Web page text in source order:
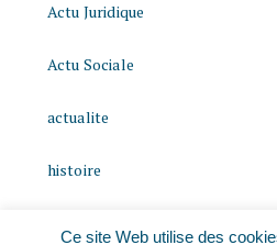
Actu Juridique
Actu Sociale
actualite
histoire
Ce site Web utilise des